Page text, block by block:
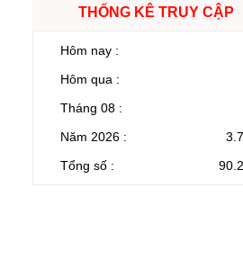
THỐNG KÊ TRUY CẬP
Hôm nay :
Hôm qua :
Tháng 08 :
Năm 2026 :
Tổng số :